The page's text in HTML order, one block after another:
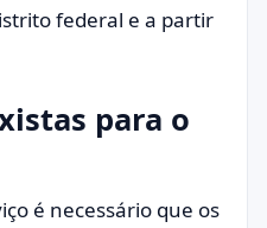
federal e a partir
para o
é necessário que os